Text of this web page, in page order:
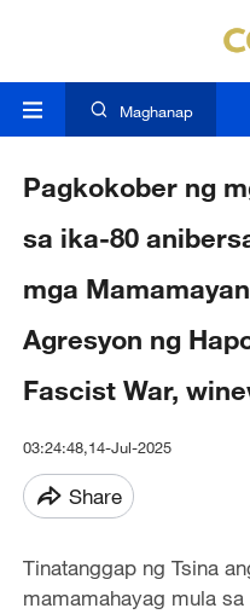
Maghanap
Pagkokober ng
sa ika-80
mga
Agresyon ng
Fascist War,
03:24:48,14-Jul-2025
Share
Tinatanggap ng Tsina
mamamahayag mula